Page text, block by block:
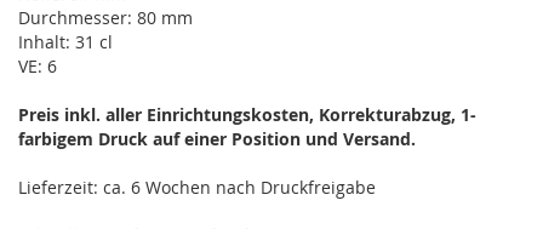
Durchmesser: 80 mm
Inhalt: 31 cl
VE: 6
Preis inkl. aller Einrichtungskosten, Korrekturabzug, 1-
farbigem Druck auf einer Position und Versand.
Lieferzeit: ca. 6 Wochen nach Druckfreigabe